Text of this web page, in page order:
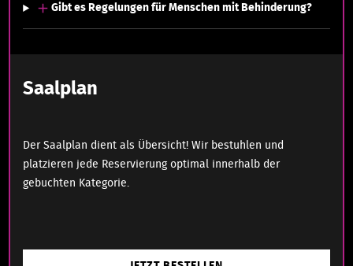
Gibt es Regelungen für Menschen mit Behinderung?
Saalplan
Der Saalplan dient als Übersicht! Wir bestuhlen und
platzieren jede Reservierung optimal innerhalb der
gebuchten Kategorie.